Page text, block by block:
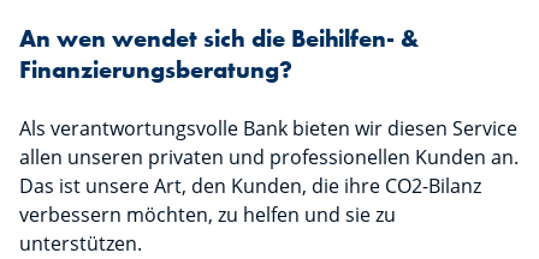
An wen wendet sich die Beihilfen- &
Finanzierungsberatung?
Als verantwortungsvolle Bank bieten wir diesen Service
allen unseren privaten und professionellen Kunden an.
Das ist unsere Art, den Kunden, die ihre CO2-Bilanz
verbessern möchten, zu helfen und sie zu
unterstützen.